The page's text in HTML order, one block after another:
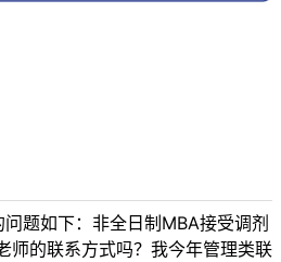
题如下：非全日制MBA接受调剂
师的联系方式吗？我今年管理类联